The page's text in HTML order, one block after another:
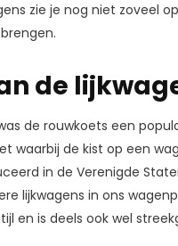
zie je nog niet zoveel
de
de rouwkoets een
waarbij de kist op een
in de Verenigde
lijkwagens in ons
en is deels ook wel